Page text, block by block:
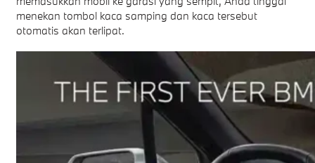
menekan tombol kaca samping dan kaca tersebut
otomatis akan terlipat.